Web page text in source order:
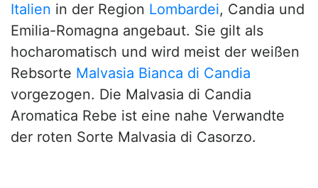
Italien in der Region Lombardei, Candia und
Emilia-Romagna angebaut. Sie gilt als
hocharomatisch und wird meist der weißen
Rebsorte Malvasia Bianca di Candia
vorgezogen. Die Malvasia di Candia
Aromatica Rebe ist eine nahe Verwandte
der roten Sorte Malvasia di Casorzo.